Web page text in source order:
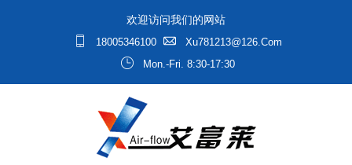
欢迎访问我们的网站
18005346100
Xu781213@126.com
Mon.-Fri. 8:30-17:30